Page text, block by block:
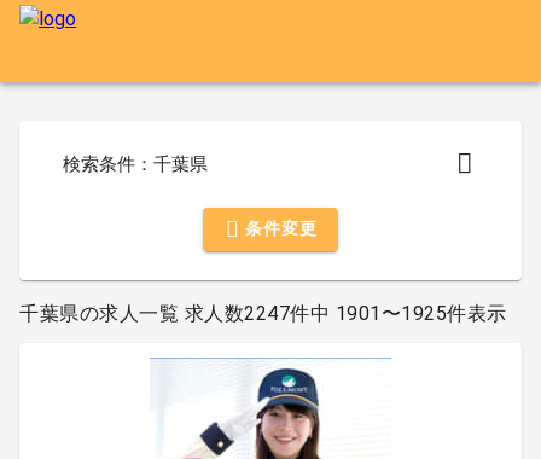
検索条件：千葉県
条件変更
千葉県の求人一覧 求人数2247件中 1901〜1925件表示